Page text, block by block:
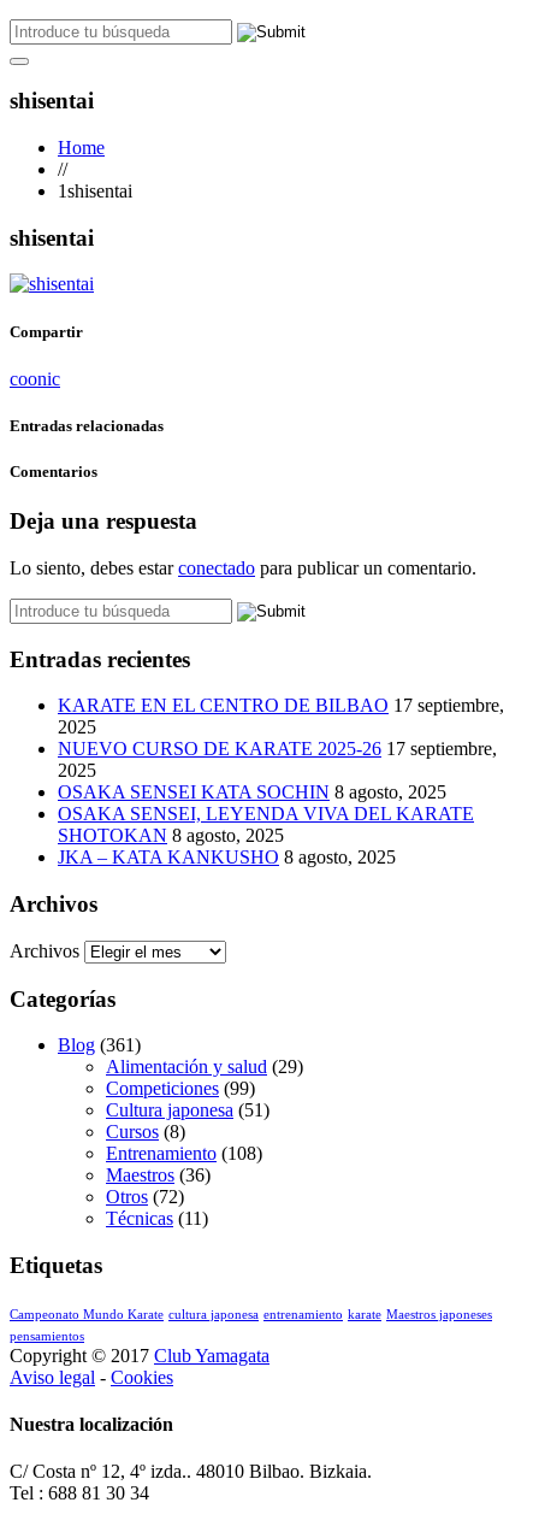
shisentai
Home
//
1shisentai
shisentai
Compartir
coonic
Entradas relacionadas
Comentarios
Deja una respuesta
Lo siento, debes estarconectado para publicar un comentario.
Entradas recientes
KARATE EN EL CENTRO DE BILBAO 17 septiembre,
2025
NUEVO CURSO DE KARATE 2025-26 17 septiembre,
2025
OSAKA SENSEI KATA SOCHIN 8 agosto, 2025
OSAKA SENSEI, LEYENDA VIVA DEL KARATE
SHOTOKAN 8 agosto, 2025
JKA – KATA KANKUSHO 8 agosto, 2025
Archivos
Archivos
Categorías
Blog (361)
Alimentación y salud (29)
Competiciones (99)
Cultura japonesa (51)
Cursos (8)
Entrenamiento (108)
Maestros (36)
Otros (72)
Técnicas (11)
Etiquetas
Campeonato Mundo Karate cultura japonesa entrenamiento karate Maestros japoneses
pensamientos
Copyright © 2017 Club Yamagata
Aviso legal - Cookies
Nuestra localización
C/ Costa nº 12, 4º izda.. 48010 Bilbao. Bizkaia.
Tel : 688 81 30 34